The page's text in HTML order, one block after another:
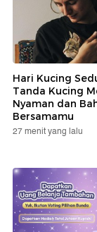
Hari Kucing
Tanda Kucing
Nyaman dan
Bersamamu
27 menit yang lalu